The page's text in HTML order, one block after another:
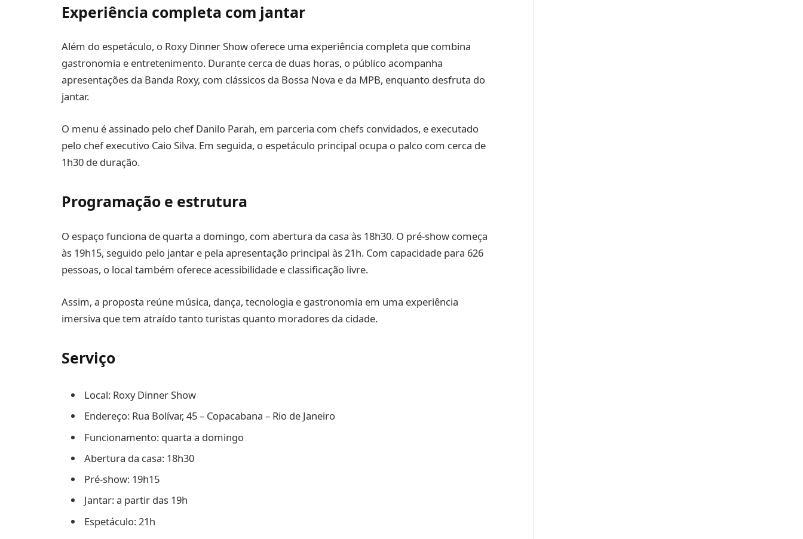
Experiência completa com jantar
Além do espetáculo, o Roxy Dinner Show oferece uma experiência completa que combina
gastronomia e entretenimento. Durante cerca de duas horas, o público acompanha
apresentações da Banda Roxy, com clássicos da Bossa Nova e da MPB, enquanto desfruta do
jantar.
O menu é assinado pelo chef Danilo Parah, em parceria com chefs convidados, e executado
pelo chef executivo Caio Silva. Em seguida, o espetáculo principal ocupa o palco com cerca de
1h30 de duração.
Programação e estrutura
O espaço funciona de quarta a domingo, com abertura da casa às 18h30. O pré-show começa
às 19h15, seguido pelo jantar e pela apresentação principal às 21h. Com capacidade para 626
pessoas, o local também oferece acessibilidade e classificação livre.
Assim, a proposta reúne música, dança, tecnologia e gastronomia em uma experiência
imersiva que tem atraído tanto turistas quanto moradores da cidade.
Serviço
Local: Roxy Dinner Show
Endereço: Rua Bolívar, 45 – Copacabana – Rio de Janeiro
Funcionamento: quarta a domingo
Abertura da casa: 18h30
Pré-show: 19h15
Jantar: a partir das 19h
Espetáculo: 21h